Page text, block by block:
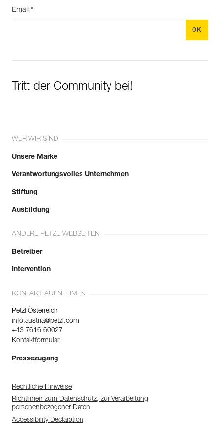
Email *
Tritt der Community bei!
WER WIR SIND
Unsere Marke
Verantwortungsvolles Unternehmen
Stiftung
Ausbildung
ANDERE PETZL WEBSEITEN
Betreiber
Intervention
KONTAKT AUFNEHMEN
Petzl Österreich
info.austria@petzl.com
+43 7616 60027
Kontaktformular
Pressezugang
Rechtliche Hinweise
Richtlinien zum Datenschutz, zur Verarbeitung
personenbezogener Daten
Accessibility Declaration